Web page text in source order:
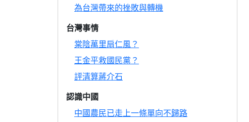
為台灣帶來的挫敗與轉機
台灣事情
棠陰萬里扇仁風？
王金平救國民黨？
評清算蔣介石
認識中國
中國農民已走上一條單向不歸路